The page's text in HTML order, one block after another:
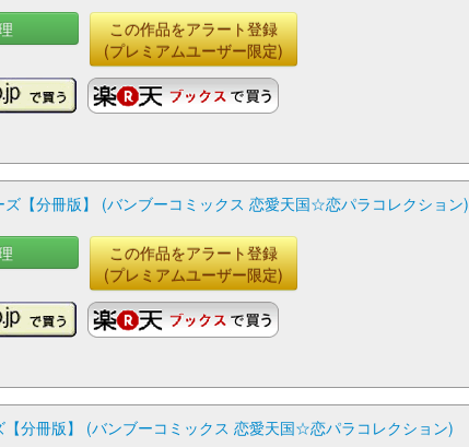
この作品をアラート登録
(プレミアムユーザー限定)
分冊版】 (バンブーコミックス 恋愛天国☆恋パラコレクション)
この作品をアラート登録
(プレミアムユーザー限定)
冊版】 (バンブーコミックス 恋愛天国☆恋パラコレクション)